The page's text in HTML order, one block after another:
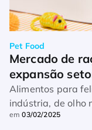
Pet Food
Mercado de
expansão
Alimentos para
indústria, de olho no estilo de vida majoritário dos
tutores
em03/02/2025